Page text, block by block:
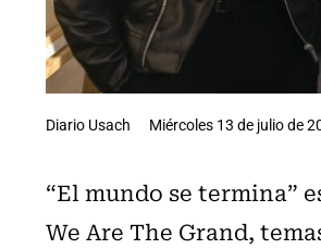
Diario Usach Miércoles 13 de julio de
“El mundo se termina”
We Are The Grand,